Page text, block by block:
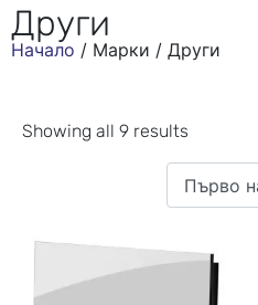
Други
Начало / Марки / Други
Showing all 9 results